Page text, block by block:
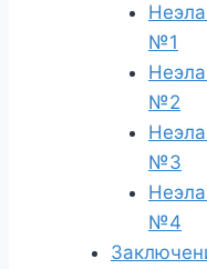
№1
№2
№3
№4